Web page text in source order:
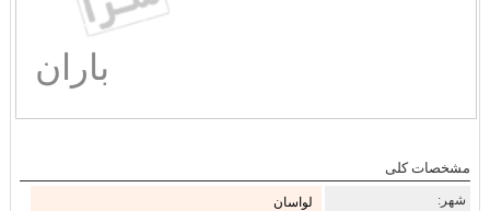
باران
مشخصات کلی
شهر: لواسان